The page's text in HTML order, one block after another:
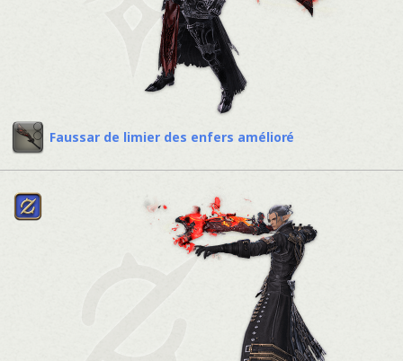
Faussar de limier des enfers amélioré